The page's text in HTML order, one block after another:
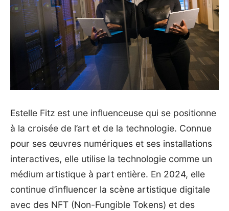
Estelle Fitz est une influenceuse qui se positionne
à la croisée de l’art et de la technologie. Connue
pour ses œuvres numériques et ses installations
interactives, elle utilise la technologie comme un
médium artistique à part entière. En 2024, elle
continue d’influencer la scène artistique digitale
avec des NFT (Non-Fungible Tokens) et des